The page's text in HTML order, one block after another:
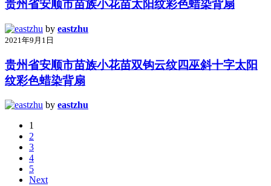
贵州省安顺市苗族小花苗太阳纹彩色蜡染背扇
by eastzhu
2021年9月1日
贵州省安顺市苗族小花苗双钩云纹四巫斜十字太阳
纹彩色蜡染背扇
by eastzhu
1
2
3
4
5
Next